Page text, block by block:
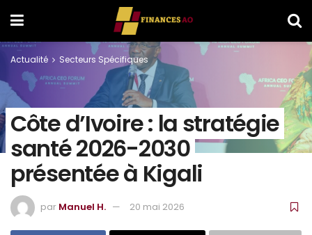
Actualité Secteurs Spécifiques
Côte d’Ivoire : la stratégie
santé 2026-2030
présentée à Kigali
par Manuel H. 20 mai 2026